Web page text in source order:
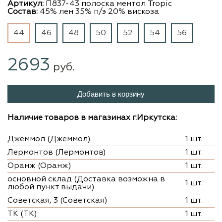
Артикул:
П837-43 полоска ментол Tropic
Состав: 45% лен 35% п/э 20% вискоза
44 46 48 50 52 54 56
2693 руб.
Добавить в корзину
Наличие товаров в магазинах г.Иркутска:
Джеммол (Джеммол)
1 шт.
Лермонтов (Лермонтов)
1 шт.
Оранж (Оранж)
1 шт.
основной склад (Доставка возможна в
любой пункт выдачи)
1 шт.
Советская, 3 (Советская)
1 шт.
ТК (ТК)
1 шт.